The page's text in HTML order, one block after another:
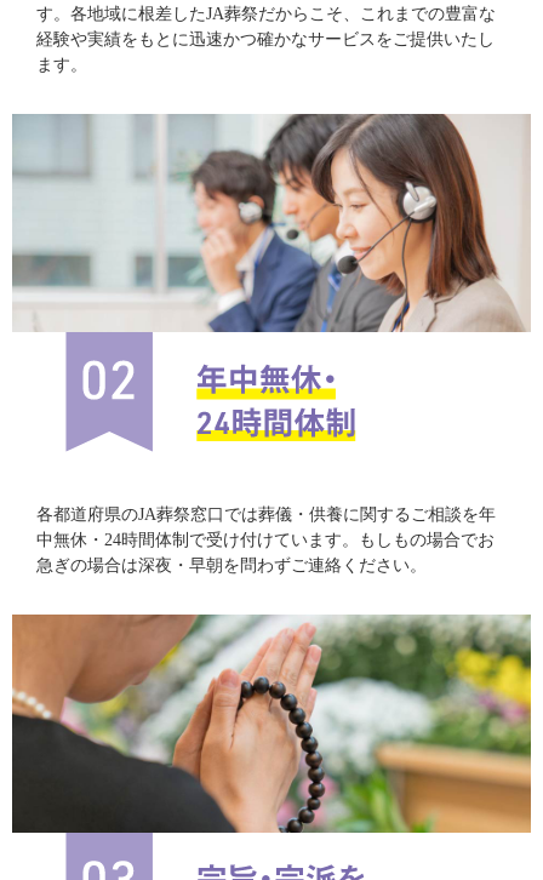
す。各地域に根差したJA葬祭だからこそ、これまでの豊富な
経験や実績をもとに迅速かつ確かなサービスをご提供いたし
ます。
各都道府県のJA葬祭窓口では葬儀・供養に関するご相談を年
中無休・24時間体制で受け付けています。もしもの場合でお
急ぎの場合は深夜・早朝を問わずご連絡ください。